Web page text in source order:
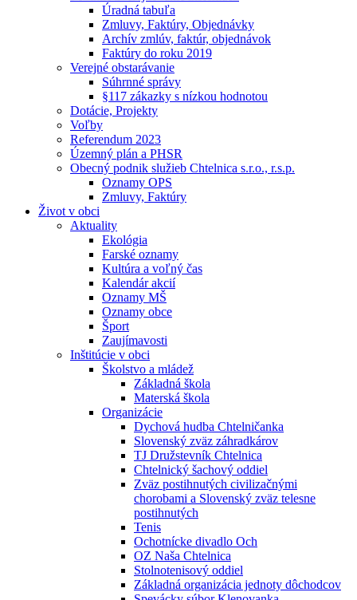
Úradná tabuľa
Zmluvy, Faktúry, Objednávky
Archív zmlúv, faktúr, objednávok
Faktúry do roku 2019
Verejné obstarávanie
Súhrnné správy
§117 zákazky s nízkou hodnotou
Dotácie, Projekty
Voľby
Referendum 2023
Územný plán a PHSR
Obecný podnik služieb Chtelnica s.r.o., r.s.p.
Oznamy OPS
Zmluvy, Faktúry
Život v obci
Aktuality
Ekológia
Farské oznamy
Kultúra a voľný čas
Kalendár akcií
Oznamy MŠ
Oznamy obce
Šport
Zaujímavosti
Inštitúcie v obci
Školstvo a mládež
Základná škola
Materská škola
Organizácie
Dychová hudba Chtelničanka
Slovenský zväz záhradkárov
TJ Družstevník Chtelnica
Chtelnický šachový oddiel
Zväz postihnutých civilizačnými
chorobami a Slovenský zväz telesne
postihnutých
Tenis
Ochotnícke divadlo Och
OZ Naša Chtelnica
Stolnotenisový oddiel
Základná organizácia jednoty dôchodcov